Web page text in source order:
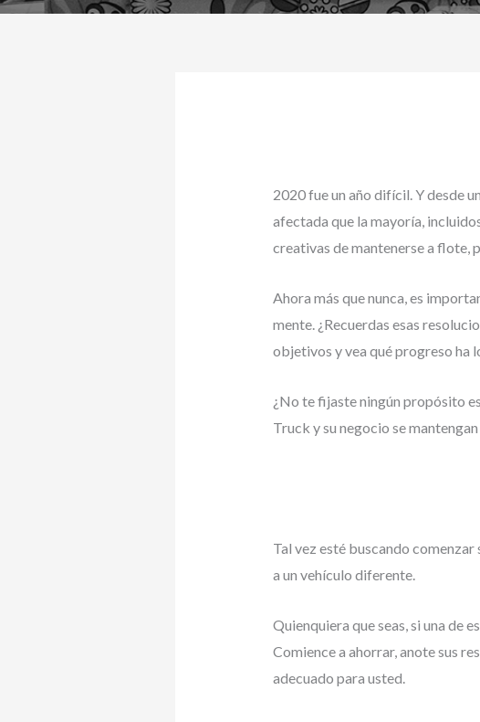
2020 fue un año difícil. Y desde
afectada que la mayoría,
creativas de mantenerse a flote,
Ahora más que nunca, es
mente. ¿Recuerdas esas
objetivos y vea qué progreso ha
¿No te fijaste ningún propósito
Truck y su negocio se
Tal vez esté buscando
a un vehículo diferente.
Quienquiera que seas, si una de
Comience a ahorrar, anote sus
adecuado para usted.